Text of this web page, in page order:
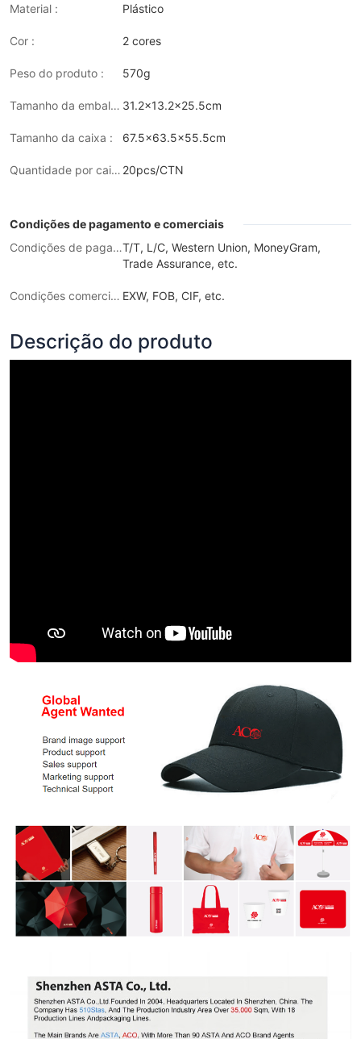
Material : Plástico
Cor : 2 cores
Peso do produto : 570g
Tamanho da embalagem : 31.2x13.2x25.5cm
Tamanho da caixa : 67.5x63.5x55.5cm
Quantidade por caixa : 20pcs/CTN
Condições de pagamento e comerciais
Condições de pagamentoT/T, L/C, Western Union, MoneyGram,
Trade Assurance, etc.
Condições comerciais EXW, FOB, CIF, etc.
Descrição do produto